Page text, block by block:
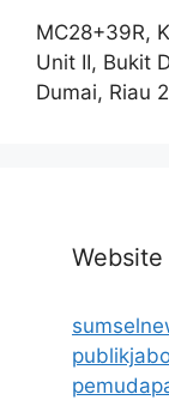
MC28+39R,
Unit II, Bukit
Dumai, Riau